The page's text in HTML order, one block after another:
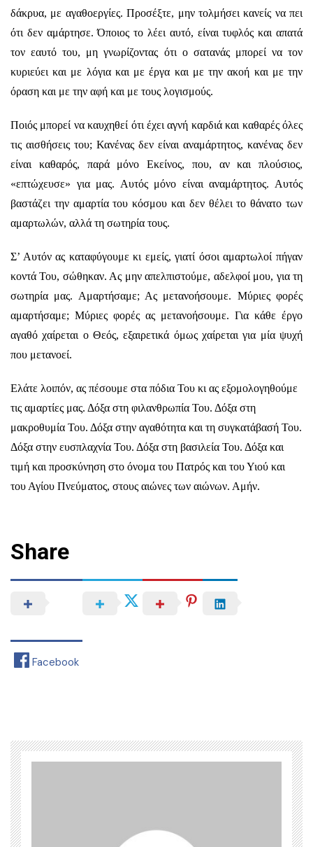
δάκρυα, με αγαθοεργίες. Προσέξτε, μην τολμήσει κανείς να πει
ότι δεν αμάρτησε. Όποιος το λέει αυτό, είναι τυφλός και απατά
τον εαυτό του, μη γνωρίζοντας ότι ο σατανάς μπορεί να τον
κυριεύει και με λόγια και με έργα και με την ακοή και με την
όραση και με την αφή και με τους λογισμούς.
Ποιός μπορεί να καυχηθεί ότι έχει αγνή καρδιά και καθαρές όλες
τις αισθήσεις του; Κανένας δεν είναι αναμάρτητος, κανένας δεν
είναι καθαρός, παρά μόνο Εκείνος, που, αν και πλούσιος,
«επτώχευσε» για μας. Αυτός μόνο είναι αναμάρτητος. Αυτός
βαστάζει την αμαρτία του κόσμου και δεν θέλει το θάνατο των
αμαρτωλών, αλλά τη σωτηρία τους.
Σ’ Αυτόν ας καταφύγουμε κι εμείς, γιατί όσοι αμαρτωλοί πήγαν
κοντά Του, σώθηκαν. Ας μην απελπιστούμε, αδελφοί μου, για τη
σωτηρία μας. Αμαρτήσαμε; Ας μετανοήσουμε. Μύριες φορές
αμαρτήσαμε; Μύριες φορές ας μετανοήσουμε. Για κάθε έργο
αγαθό χαίρεται ο Θεός, εξαιρετικά όμως χαίρεται για μία ψυχή
που μετανοεί.
Ελάτε λοιπόν, ας πέσουμε στα πόδια Του κι ας εξομολογηθούμε
τις αμαρτίες μας. Δόξα στη φιλανθρωπία Του. Δόξα στη
μακροθυμία Του. Δόξα στην αγαθότητα και τη συγκατάβασή Του.
Δόξα στην ευσπλαχνία Του. Δόξα στη βασιλεία Του. Δόξα και
τιμή και προσκύνηση στο όνομα του Πατρός και του Υιού και
του Αγίου Πνεύματος, στους αιώνες των αιώνων. Αμήν.
Share
Facebook